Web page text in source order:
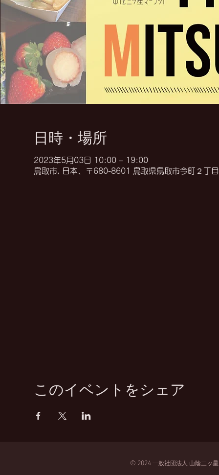
日時・場所
2023年5月03日 10:00 – 19:00
鳥取市, 日本、〒680-8601 鳥取県鳥取市今町２丁
このイベントをシェア
© 2024 一般社団法人 山陰三ッ